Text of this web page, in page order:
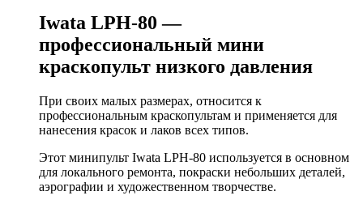
Iwata LPH-80 —
профессиональный мини
краскопульт низкого давления
При своих малых размерах, относится к
профессиональным краскопультам и применяется для
нанесения красок и лаков всех типов.
Этот минипульт Iwata LPH-80 используется в основном
для локального ремонта, покраски небольших деталей,
аэрографии и художественном творчестве.